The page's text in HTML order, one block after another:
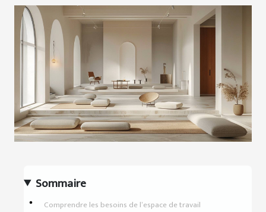
Sommaire
Comprendre les besoins de l’espace de travail